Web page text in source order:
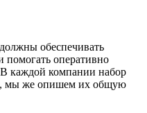
обеспечивать
помогать оперативно
каждой компании набор
мы же опишем их общую